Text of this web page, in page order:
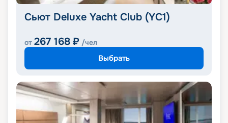
Сьют Deluxe Yacht Club (YC1)
от 267 168 ₽ /чел
Выбрать